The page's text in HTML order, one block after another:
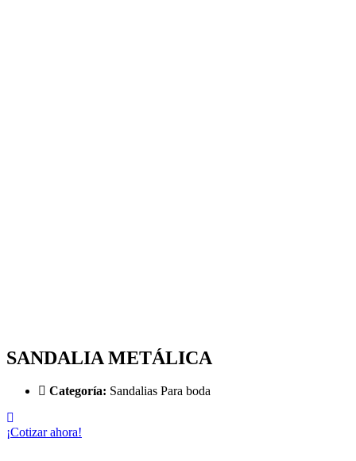
SANDALIA METÁLICA
Categoría: Sandalias Para boda
¡Cotizar ahora!